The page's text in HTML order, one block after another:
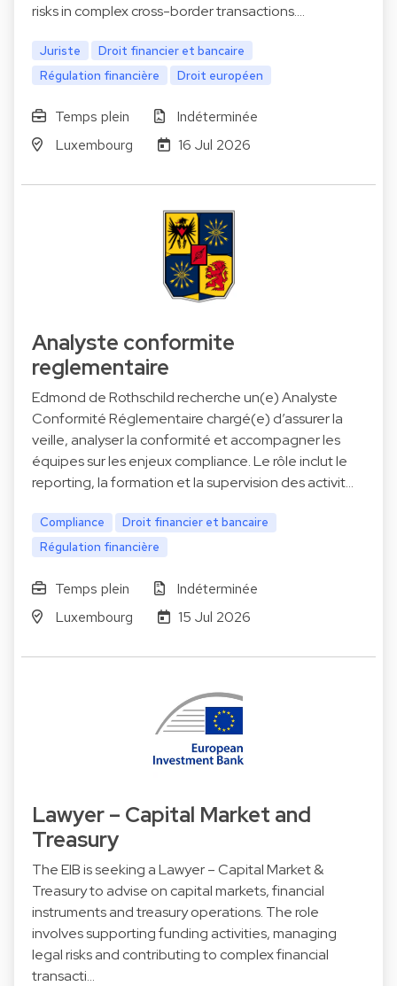
risks in complex cross-border transactions.…
Juriste
Droit financier et bancaire
Régulation financière
Droit européen
Temps plein
Indéterminée
Luxembourg
16 Jul 2026
Analyste conformite
reglementaire
Edmond de Rothschild recherche un(e) Analyste
Conformité Réglementaire chargé(e) d’assurer la
veille, analyser la conformité et accompagner les
équipes sur les enjeux compliance. Le rôle inclut le
reporting, la formation et la supervision des activit…
Compliance
Droit financier et bancaire
Régulation financière
Temps plein
Indéterminée
Luxembourg
15 Jul 2026
Lawyer – Capital Market and
Treasury
The EIB is seeking a Lawyer – Capital Market &
Treasury to advise on capital markets, financial
instruments and treasury operations. The role
involves supporting funding activities, managing
legal risks and contributing to complex financial
transacti…